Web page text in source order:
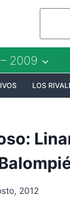
2009
LOS
2012